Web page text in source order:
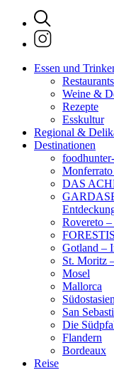
Essen und
Restaurants
Weine &
Rezepte
Esskultur
Regional &
Destinationen
DAS
Rovereto
Gotland –
St. Moritz
Mosel
Mallorca
Südostasien
San
Die
Flandern
Bordeaux
Reise